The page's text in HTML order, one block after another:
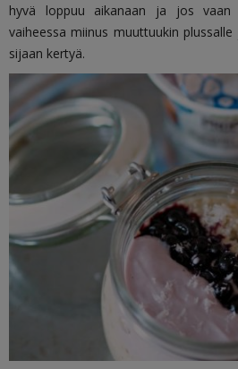
hyvä loppuu aikanaan ja jos vaan
vaiheessa miinus muuttuukin
sijaan kertyä.